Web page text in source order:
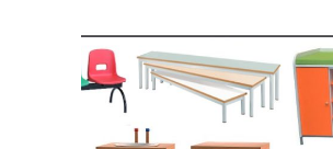
Equipement crèche et
maternelle